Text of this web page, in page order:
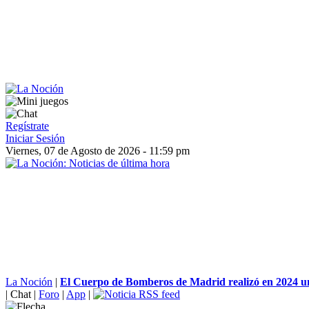
Regístrate
Iniciar Sesión
Viernes, 07 de Agosto de 2026 - 11:59 pm
La Noción | El Cuerpo de Bomberos de Madrid realizó en 2024
| Chat | Foro | App |